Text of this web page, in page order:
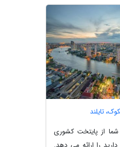
تایلند
شما از پایتخت کشوری